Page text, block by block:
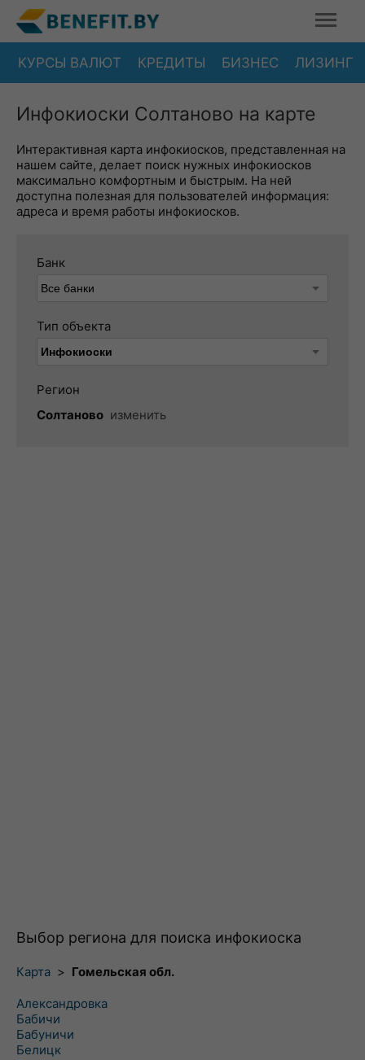
КУРСЫ ВАЛЮТ КРЕДИТЫ БИЗНЕС ЛИЗИНГ
Инфокиоски Солтаново на карте
Интерактивная карта инфокиосков, представленная на
нашем сайте, делает поиск нужных инфокиосков
максимально комфортным и быстрым. На ней
доступна полезная для пользователей информация:
адреса и время работы инфокиосков.
Банк
Тип объекта
Регион
Солтаново изменить
Выбор региона для поиска инфокиоска
Карта > Гомельская обл.
Александровка
Бабичи
Бабуничи
Белицк